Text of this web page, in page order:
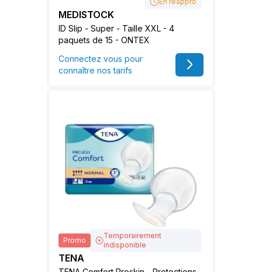
MEDISTOCK
ID Slip - Super - Taille XXL - 4
paquets de 15 - ONTEX
Connectez vous pour
connaître nos tarifs
Promo
Temporairement
indisponible
TENA